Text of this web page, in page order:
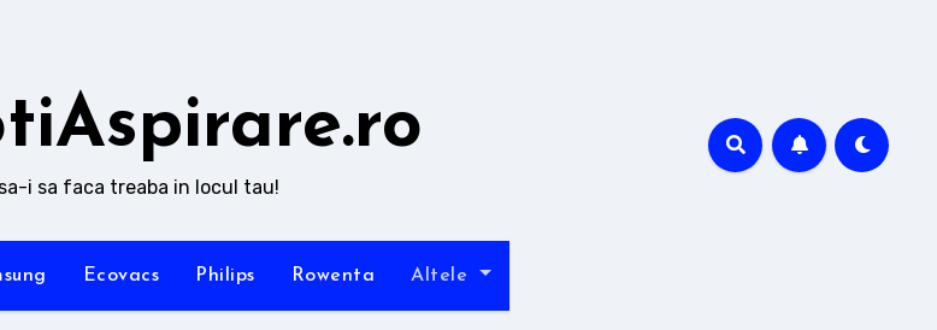
i sa faca treaba in locul tau!
Ecovacs Philips Rowenta Altele